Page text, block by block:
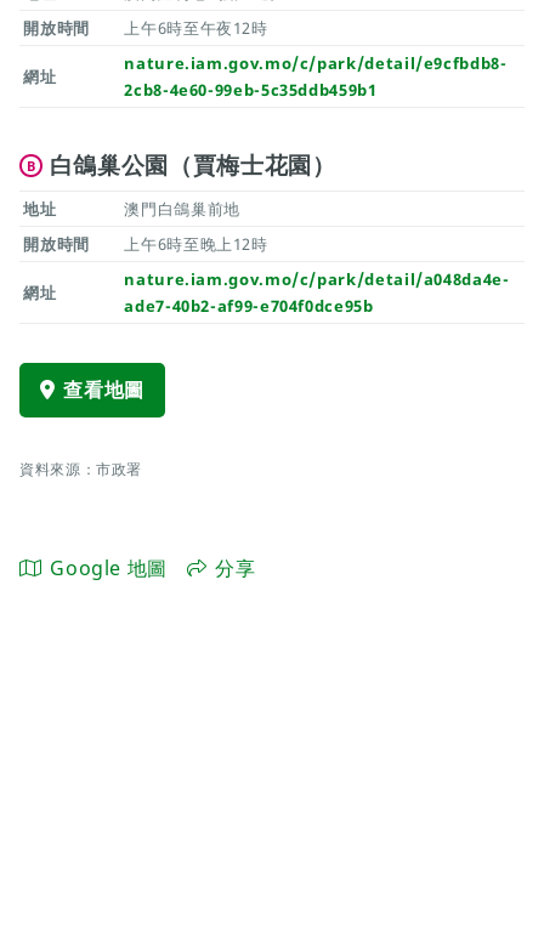
開放時間
上午6時至午夜12時
網址
nature.iam.gov.mo/c/park/detail/e9cfbdb8-
2cb8-4e60-99eb-5c35ddb459b1
B 白鴿巢公園（賈梅士花園）
地址
澳門白鴿巢前地
開放時間
上午6時至晚上12時
網址
nature.iam.gov.mo/c/park/detail/a048da4e-
ade7-40b2-af99-e704f0dce95b
查看地圖
資料來源：市政署
Google 地圖 分享